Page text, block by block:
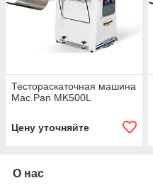
Тестораскаточная машина
Mac.Pan MK500L
Цену уточняйте
О нас